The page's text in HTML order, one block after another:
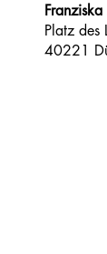
​Platz des
40221